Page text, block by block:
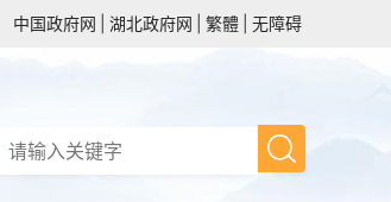
中国政府网 湖北政府网 繁體 无障碍